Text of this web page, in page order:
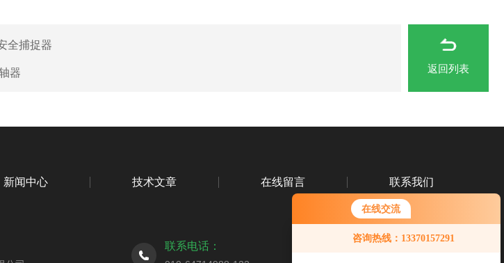
在线交流
咨询热线：13370157291
全捕捉器
器 返回列表
新闻中心 技术文章 在线留言 联系我们
联系电话：